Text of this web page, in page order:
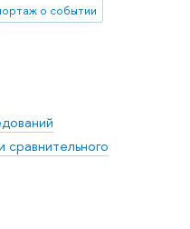
о событии
сравнительного